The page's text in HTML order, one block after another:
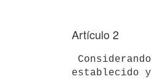
Artículo 2
establecido y